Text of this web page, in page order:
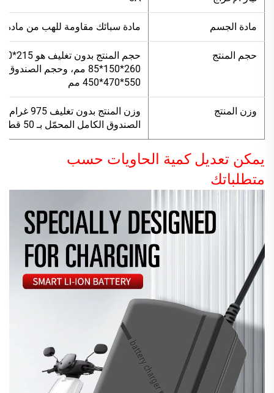
مادة الجسم مادة سبائك مقاومة للهب من مادة ABS
حجم المنتج
550*470*450 مم
وزن المنتج
الصندوق الكامل المحمّل بـ 50 قطعة هو 35 كجم
يمكن تعديل كمية الحاويات حسب
متطلباتك